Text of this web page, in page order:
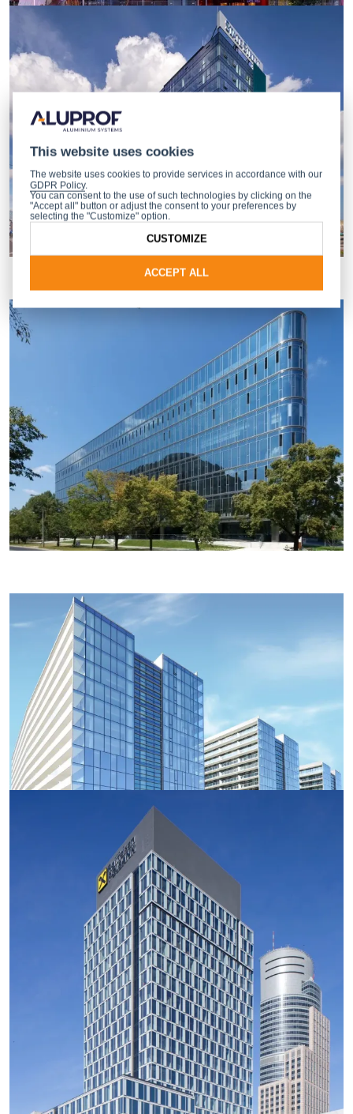
This website uses cookies
The website uses cookies to provide services in accordance with our
GDPR Policy.
You can consent to the use of such technologies by clicking on the
"Accept all" button or adjust the consent to your preferences by
selecting the "Customize" option.
ACCEPT ALL
CUSTOMIZE